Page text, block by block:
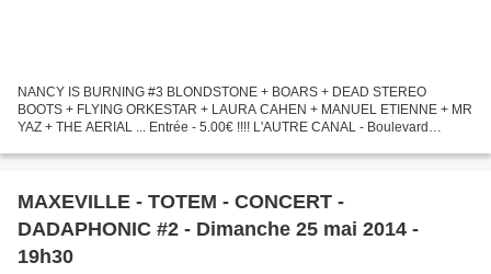
NANCY IS BURNING #3 BLONDSTONE + BOARS + DEAD STEREO
BOOTS + FLYING ORKESTAR + LAURA CAHEN + MANUEL ETIENNE + MR
YAZ + THE AERIAL ... Entrée - 5.00€ !!!! L'AUTRE CANAL - Boulevard
MAXEVILLE - TOTEM - CONCERT -
DADAPHONIC #2 - Dimanche 25 mai 2014 -
19h30